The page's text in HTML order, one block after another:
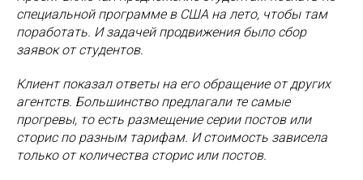
специальной программе в США на лето, чтобы там
поработать. И задачей продвижения было сбор
заявок от студентов.
Клиент показал ответы на его обращение от других
агентств. Большинство предлагали те самые
прогревы, то есть размещение серии постов или
сторис по разным тарифам. И стоимость зависела
только от количества сторис или постов.